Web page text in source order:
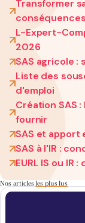
Transformer
conséquences
L-Expert-
2026
SAS agricole
Liste des
d'emploi
Création SAS
fournir
SAS et
SAS à l'IR :
EURL IS ou
Nos articlesles plus lus